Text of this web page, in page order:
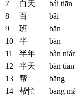
7 白天 bái tiān
8
百 bǎi
9
班 bān
10
半 bàn
11
半年 bàn nián
12
半天 bàn tiān
13
帮 bāng
14
帮忙 bāng